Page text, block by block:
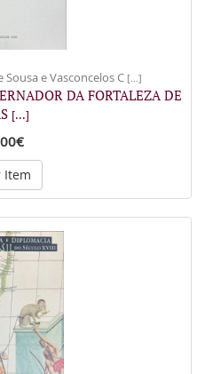
e Vasconcelos C [...]
DA FORTALEZA DE
[...]
Item